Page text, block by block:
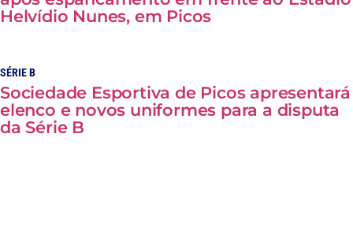
Helvídio Nunes, em Picos
SÉRIE B
Sociedade Esportiva de Picos apresentará
elenco e novos uniformes para a disputa
da Série B